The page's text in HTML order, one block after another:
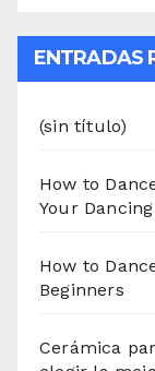
ENTRADAS
(sin título)
How to
Your
How to
Beginners
Cerámica